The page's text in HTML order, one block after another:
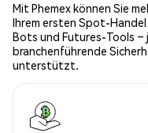
Mit Phemex können Sie
Ihrem ersten Spot-
Bots und Futures-Tools –
branchenführende
unterstützt.